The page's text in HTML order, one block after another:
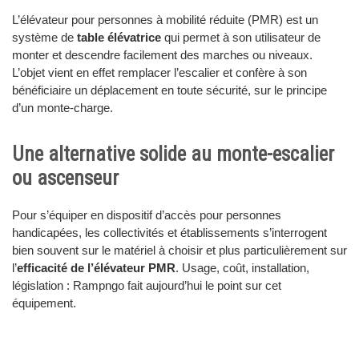
L’élévateur pour personnes à mobilité réduite (PMR) est un
système de table élévatrice qui permet à son utilisateur de
monter et descendre facilement des marches ou niveaux.
L’objet vient en effet remplacer l’escalier et confère à son
bénéficiaire un déplacement en toute sécurité, sur le principe
d’un monte-charge.
Une alternative solide au monte-escalier
ou ascenseur
Pour s’équiper en dispositif d’accès pour personnes
handicapées, les collectivités et établissements s’interrogent
bien souvent sur le matériel à choisir et plus particulièrement sur
l’efficacité de l’élévateur PMR. Usage, coût, installation,
législation : Rampngo fait aujourd’hui le point sur cet
équipement.